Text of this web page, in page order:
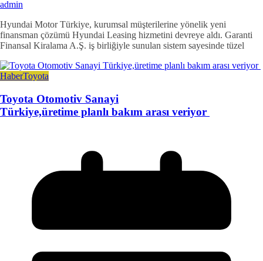
admin
Hyundai Motor Türkiye, kurumsal müşterilerine yönelik yeni
finansman çözümü Hyundai Leasing hizmetini devreye aldı. Garanti
Finansal Kiralama A.Ş. iş birliğiyle sunulan sistem sayesinde tüzel
HaberToyota
Toyota Otomotiv Sanayi
Türkiye,üretime planlı bakım arası veriyor